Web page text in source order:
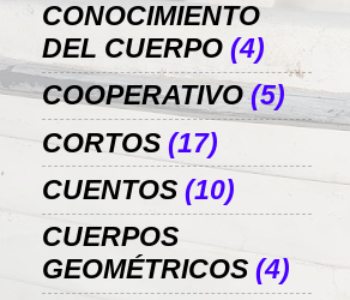
CONOCIMIENTO
DEL CUERPO (4)
COOPERATIVO (5)
CORTOS (17)
CUENTOS (10)
CUERPOS
GEOMÉTRICOS (4)